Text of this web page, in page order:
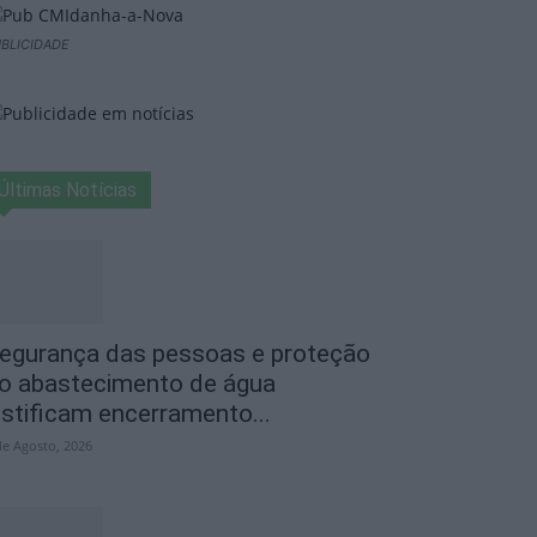
Últimas Notícias
das pessoas e proteção
abastecimento de água
encerramento...
Agosto, 2026